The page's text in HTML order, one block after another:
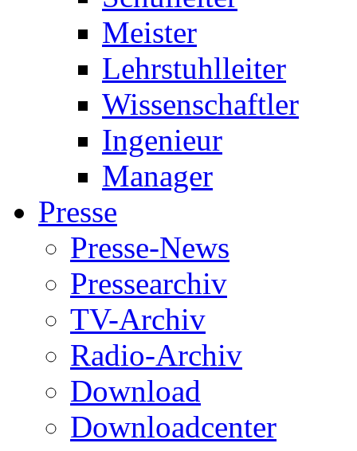
Meister
Lehrstuhlleiter
Wissenschaftler
Ingenieur
Manager
Presse
Presse-News
Pressearchiv
TV-Archiv
Radio-Archiv
Download
Downloadcenter